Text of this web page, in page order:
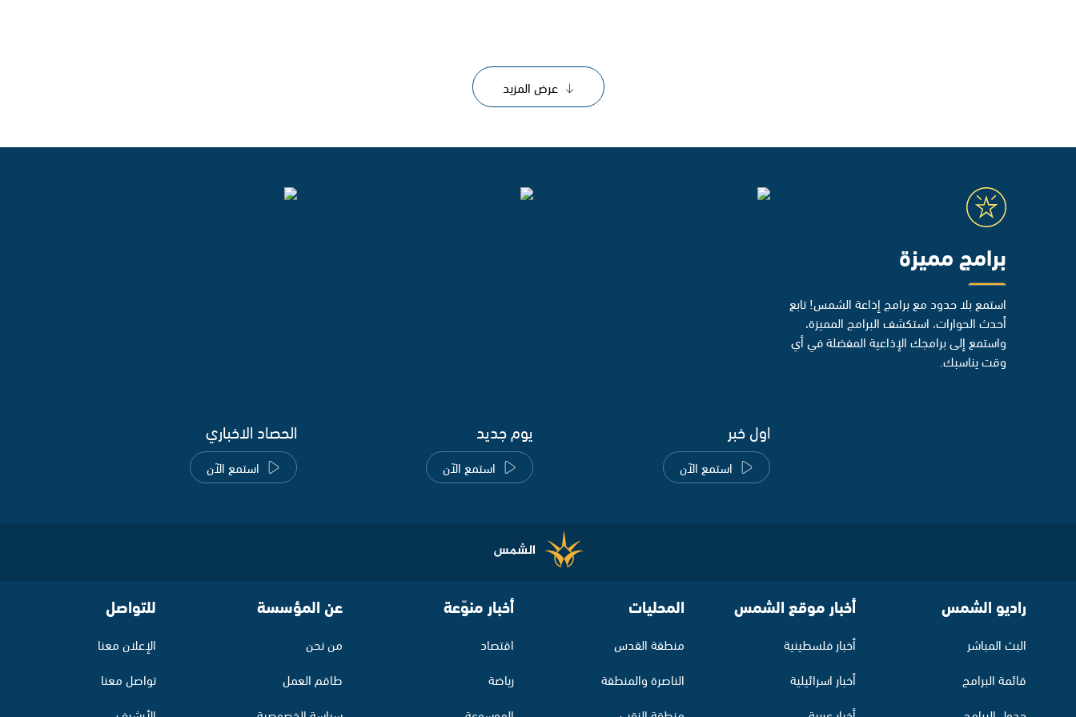
عرض المزيد
برامج مميزة
استمع بلا حدود مع برامج إذاعة الشمس! تابع
أحدث الحوارات، استكشف البرامج المميزة،
واستمع إلى برامجك الإذاعية المفضلة في أي
وقت يناسبك.
اول خبر
استمع الآن
يوم جديد
استمع الآن
الحصاد الاخباري
استمع الآن
راديو الشمس
البث المباشر
قائمة البرامج
أخبار موقع الشمس
أخبار فلسطينية
أخبار اسرائيلية
المحليات
منطقة القدس
الناصرة والمنطقة
أخبار منوّعة
اقتصاد
رياضة
عن المؤسسة
من نحن
طاقم العمل
للتواصل
الإعلان معنا
تواصل معنا